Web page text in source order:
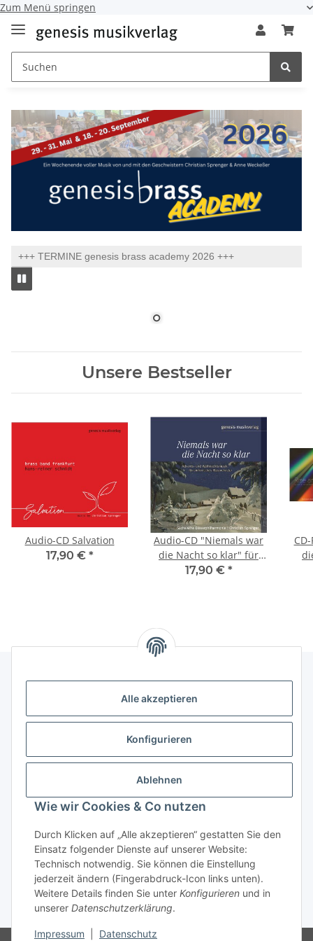
Zum Menü springen
Alle akzeptieren
Konfigurieren
Ablehnen
Wie wir Cookies & Co nutzen
Durch Klicken auf „Alle akzeptieren“ gestatten Sie den
Einsatz folgender Dienste auf unserer Website:
Technisch notwendig. Sie können die Einstellung
jederzeit ändern (Fingerabdruck-Icon links unten).
Weitere Details finden Sie unter Konfigurieren und in
unserer Datenschutzerklärung.
Impressum Datenschutz
+++ TERMINE genesis brass academy 2026 +++
Unsere Bestseller
Audio-CD Salvation
17,90 € *
Audio-CD "Niemals war
die Nacht so klar" für
sinfonisches
17,90 € *
genesis musikverlag Christian Sprenger
34630 Gilserberg
E-Mail:anne.weckesser@genesis-musikverlag.de
Informationen
Gesetzliche Informationen
* Alle Preise inkl. gesetzlicher USt., zzgl.Versand